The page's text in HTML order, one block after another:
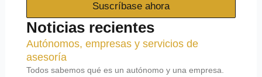
Suscríbase ahora
Noticias recientes
Autónomos, empresas y servicios de
asesoría
Todos sabemos qué es un autónomo y una empresa.